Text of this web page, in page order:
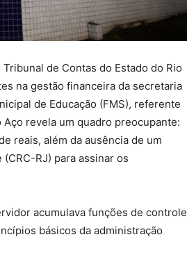
de Contas do Estado do Rio
na gestão financeira da secretaria
de Educação (FMS), referente
revela um quadro preocupante:
reais, além da ausência de um
RJ) para assinar os
acumulava funções de controle
básicos da administração